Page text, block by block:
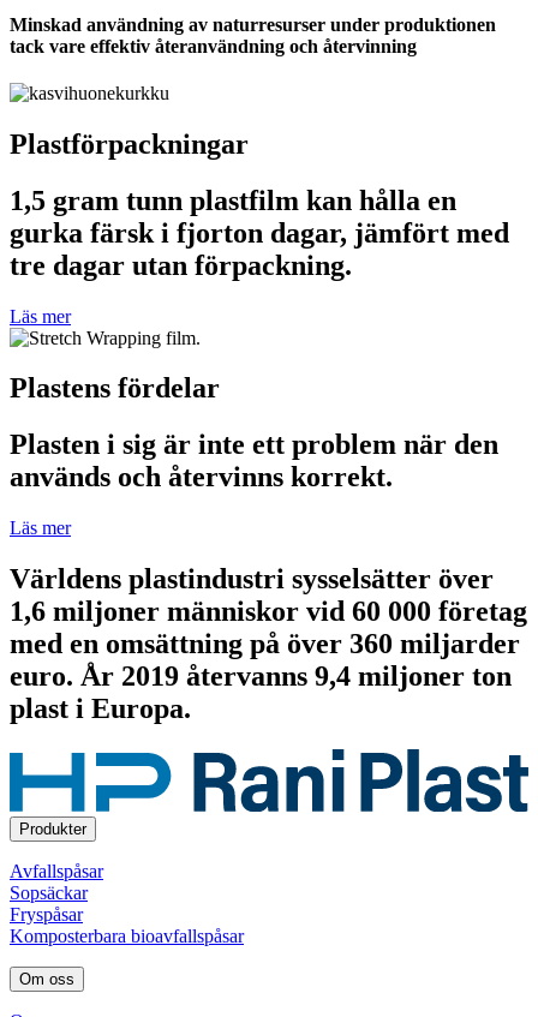
Minskad användning av naturresurser under produktionen
tack vare effektiv återanvändning och återvinning
Plastförpackningar
1,5 gram tunn plastfilm kan hålla en
gurka färsk i fjorton dagar, jämfört med
tre dagar utan förpackning.
Läs mer
Plastens fördelar
Plasten i sig är inte ett problem när den
används och återvinns korrekt.
Läs mer
Världens plastindustri sysselsätter över
1,6 miljoner människor vid 60 000 företag
med en omsättning på över 360 miljarder
euro. År 2019 återvanns 9,4 miljoner ton
plast i Europa.
Produkter
Avfallspåsar
Sopsäckar
Fryspåsar
Komposterbara bioavfallspåsar
Om oss